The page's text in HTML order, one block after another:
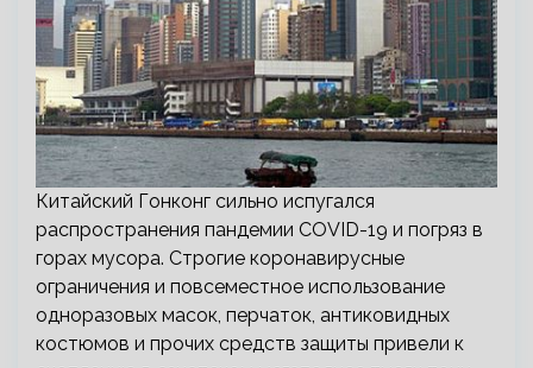
Китайский Гонконг сильно испугался
распространения пандемии COVID-19 и погряз в
горах мусора. Строгие коронавирусные
ограничения и повсеместное использование
одноразовых масок, перчаток, антиковидных
костюмов и прочих средств защиты привели к